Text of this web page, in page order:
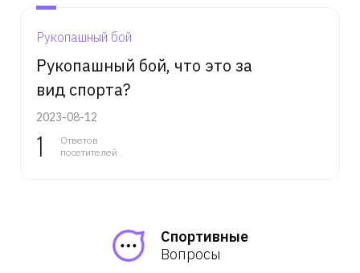
Рукопашный бой
Рукопашный бой, что это за
вид спорта?
2023-08-12
1
Ответов
посетителей
Спортивные
Вопросы